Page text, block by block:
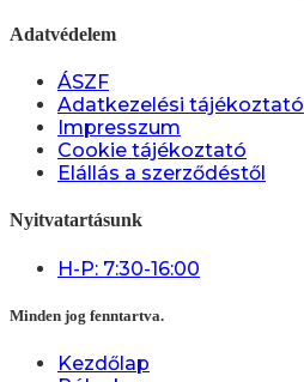
Adatvédelem
ÁSZF
Adatkezelési tájékoztató
Impresszum
Cookie tájékoztató
Elállás a szerződéstől
Nyitvatartásunk
H-P: 7:30-16:00
Minden jog fenntartva.
Kezdőlap